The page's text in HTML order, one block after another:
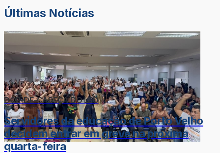
Últimas Notícias
DOR-DE-CABEÇA DO LÉO
Servidores da educação de Porto Velho
decidem entrar em greve na próxima
quarta-feira